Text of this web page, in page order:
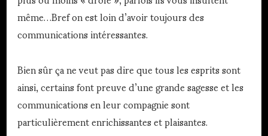
même…Bref on est loin d’avoir toujours des
communications intéressantes.
Bien sûr ça ne veut pas dire que tous les esprits sont
ainsi, certains font preuve d’une grande sagesse et les
communications en leur compagnie sont
particulièrement enrichissantes et plaisantes.